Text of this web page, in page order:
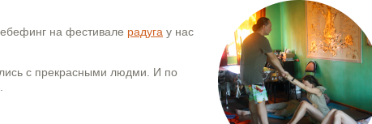
на фестивале радуга у нас
с прекрасными людми. И по